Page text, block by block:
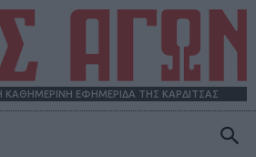
ΚΑΘΗΜΕΡΙΝΗ ΕΦΗΜΕΡΙΔΑ ΤΗΣ ΚΑΡΔΙΤΣΑΣ